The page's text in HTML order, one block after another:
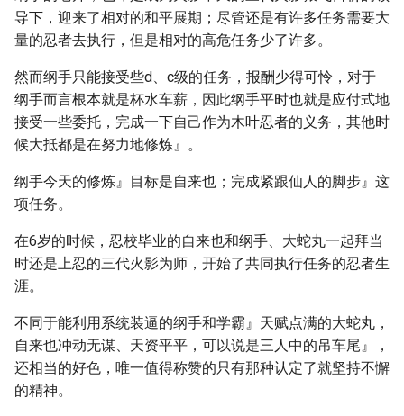
导下，迎来了相对的和平展期；尽管还是有许多任务需要大
量的忍者去执行，但是相对的高危任务少了许多。
然而纲手只能接受些d、c级的任务，报酬少得可怜，对于
纲手而言根本就是杯水车薪，因此纲手平时也就是应付式地
接受一些委托，完成一下自己作为木叶忍者的义务，其他时
候大抵都是在努力地修炼』。
纲手今天的修炼』目标是自来也；完成紧跟仙人的脚步』这
项任务。
在6岁的时候，忍校毕业的自来也和纲手、大蛇丸一起拜当
时还是上忍的三代火影为师，开始了共同执行任务的忍者生
涯。
不同于能利用系统装逼的纲手和学霸』天赋点满的大蛇丸，
自来也冲动无谋、天资平平，可以说是三人中的吊车尾』，
还相当的好色，唯一值得称赞的只有那种认定了就坚持不懈
的精神。